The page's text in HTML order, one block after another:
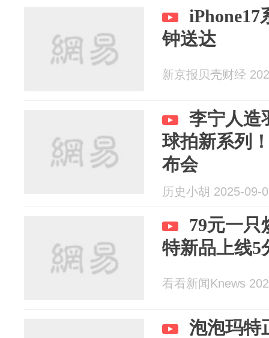
iPhone17
钟送达
新京报贝壳财经
李宁人造
球拍新系列
布会
历史小胡 2025-09-
79元一只
特新品上线5
看看新闻Knews
泡泡玛特